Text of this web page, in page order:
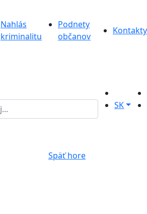
Nahlás
kriminalitu
Podnety
občanov
Kontakty
SK
Späť hore